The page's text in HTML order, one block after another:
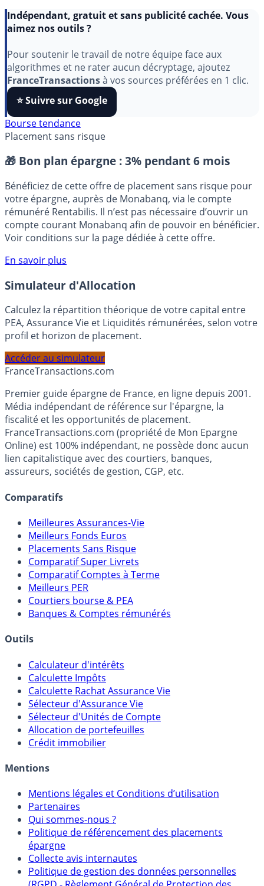
aimez nos outils ?
Pour soutenir le travail de notre équipe face aux
algorithmes et ne rater aucun décryptage, ajoutez
FranceTransactionsà vos sources préférées en 1 clic.
⭐️ Suivre sur Google
Placement sans risque
🎁 Bon plan épargne : 3% pendant 6 mois
Bénéficiez de cette offre de placement sans risque pour
votre épargne, auprès de Monabanq, via le compte
rémunéré Rentabilis. Il n’est pas nécessaire d’ouvrir un
Voir conditions sur la page dédiée à cette offre.
En savoir plus
Simulateur d'Allocation
Calculez la répartition théorique de votre capital entre
profil et horizon de placement.
FranceTransactions.com
Premier guide épargne de France, en ligne depuis 2001.
Média indépendant de référence sur l'épargne, la
fiscalité et les opportunités de placement.
FranceTransactions.com (propriété de Mon Epargne
Online) est 100% indépendant, ne possède donc aucun
assureurs, sociétés de gestion, CGP, etc.
Comparatifs
Meilleures Assurances-Vie
Meilleurs Fonds Euros
Placements Sans Risque
Comparatif Super Livrets
Comparatif Comptes à Terme
Meilleurs PER
Banques & Comptes rémunérés
Outils
Calculateur d'intérêts
Calculette Impôts
Calculette Rachat Assurance Vie
Sélecteur d'Assurance Vie
Sélecteur d'Unités de Compte
Crédit immobilier
Mentions
Mentions légales et Conditions d’utilisation
Partenaires
Qui sommes-nous ?
Politique de référencement des placements
épargne
Collecte avis internautes